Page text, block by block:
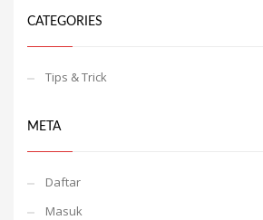
CATEGORIES
Tips & Trick
META
Daftar
Masuk